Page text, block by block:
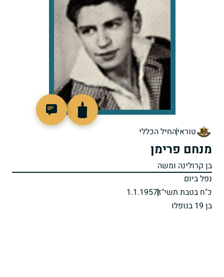
טוראיהחיל הכללי
מנחם פרימן
בן קרולינה ומשה
נפל ביום
כ"ח בטבת תשי"ז1.1.1957
בן 19 בנופלו